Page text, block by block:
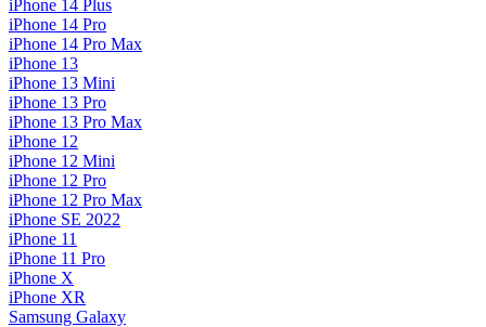
iPhone 14 Plus
iPhone 14 Pro
iPhone 14 Pro Max
iPhone 13
iPhone 13 Mini
iPhone 13 Pro
iPhone 13 Pro Max
iPhone 12
iPhone 12 Mini
iPhone 12 Pro
iPhone 12 Pro Max
iPhone SE 2022
iPhone 11
iPhone 11 Pro
iPhone X
iPhone XR
Samsung Galaxy